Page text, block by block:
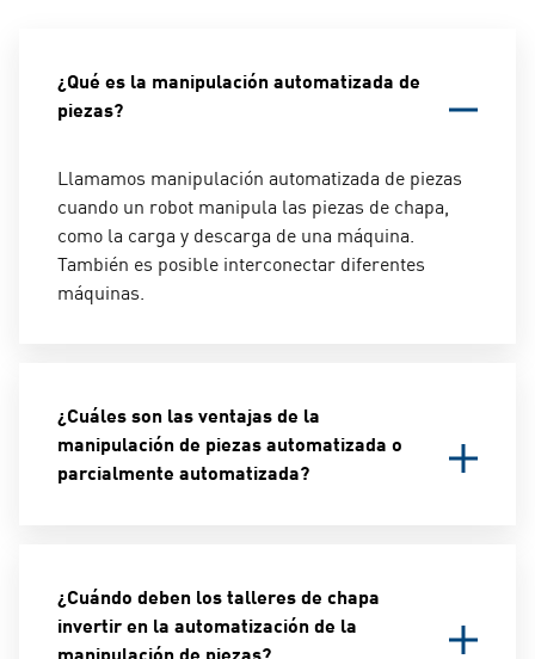
¿Qué es la manipulación automatizada de
piezas?
Llamamos manipulación automatizada de piezas
cuando un robot manipula las piezas de chapa,
como la carga y descarga de una máquina.
También es posible interconectar diferentes
máquinas.
¿Cuáles son las ventajas de la
manipulación de piezas automatizada o
parcialmente automatizada?
mucho tiempo, son monótonos y exigen mucho
esfuerzo físico. Los empleados, a su vez, están
¿Cuándo deben los talleres de chapa
invertir en la automatización de la